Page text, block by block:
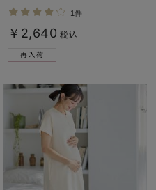
1件
￥2,640 税込